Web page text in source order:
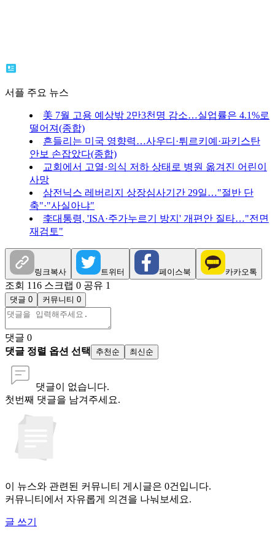
서플 주요 뉴스
美 7월 고용 예상밖 2만3천명 감소…실업률은 4.1%로
떨어져(종합)
흔들리는 미국 영향력…사우디·튀르키예·파키스탄
안보 손잡았다(종합)
교회에서 고열·의식 저하 상태로 병원 옮겨진 어린이
사망
삼전닉스 레버리지 상장심사기간 29일…"절반 단
축"·"사실아냐"
李대통령, 'ISA·주가누르기 방지' 개편안 질타…"전면
재검토"
링크복사 트위터 페이스북 카카오톡
조회 116 스크랩 0 공유 1
댓글 0 커뮤니티 0
댓글 0
댓글 정렬 옵션 선택
추천순 최신순
댓글이 없습니다.
첫번째 댓글을 남겨주세요.
이 뉴스와 관련된 커뮤니티 게시글은 0건입니다.
커뮤니티에서 자유롭게 의견을 나눠보세요.
글 쓰기